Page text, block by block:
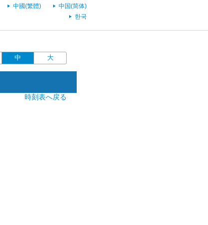
中國(繁體)
中国(简体)
한국
中 大
時刻表へ戻る